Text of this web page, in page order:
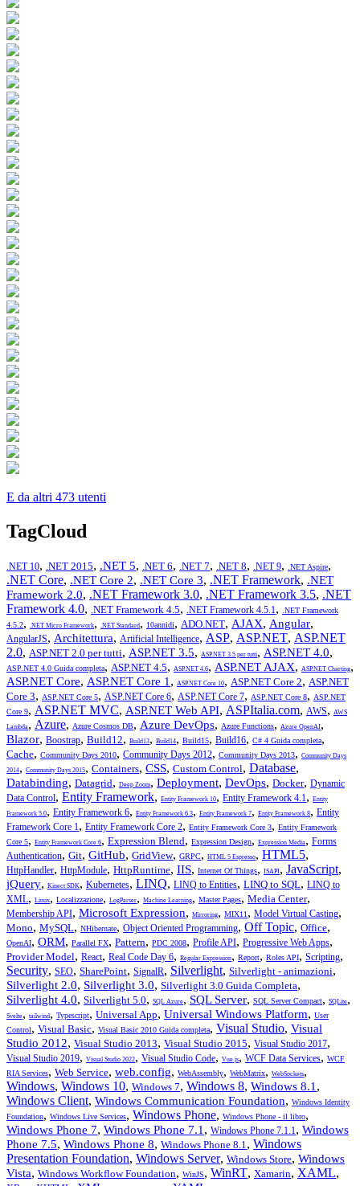
E da altri 473 utenti
TagCloud
.NET 10, .NET 2015, .NET 5, .NET 6, .NET 7, .NET 8, .NET 9, .NET Aspire,
.NET Core, .NET Core 2, .NET Core 3, .NET Framework, .NET
Framework 2.0, .NET Framework 3.0, .NET Framework 3.5, .NET
Framework 4.0, .NET Framework 4.5, .NET Framework 4.5.1 ,
.NET Framework
4.5.2, .NET Micro Framework, .NET Standard, 10annidi, ADO.NET, AJAX, Angular,
AngularJS, Architettura, Artificial Intelligence, ASP, ASP.NET, ASP.NET
2.0, ASP.NET 2.0 per tutti, ASP.NET 3.5, ASP.NET 3.5 per tutti, ASP.NET 4.0,
ASP.NET 4.0 Guida completa, ASP.NET 4.5, ASP.NET 4.6, ASP.NET AJAX, ASP.NET Charting,
ASP.NET Core, ASP.NET Core 1 , ASP.NET Core 10, ASP.NET Core 2, ASP.NET
Core 3, ASP.NET Core 5, ASP.NET Core 6, ASP.NET Core 7, ASP.NET Core 8, ASP.NET
Core 9, ASP.NET MVC, ASP.NET Web API, ASPItalia.com, AWS,
AWS
Lambda , Azure, Azure Cosmos DB, Azure DevOps, Azure Functions, Azure OpenAI,
Blazor, Boostrap, Build12, Build13, Build14, Build15, Build16, C# 4 Guida completa,
Cache, Community Days 2010, Community Days 2012, Community Days 2013, Community Days
2014, Community Days 2015, Containers, CSS, Custom Control, Database,
Databinding, Datagrid, Deep Zoom, Deployment, DevOps, Docker, Dynamic
Data Control, Entity Framework, Entity Framework 10, Entity Framework 4.1 , Entity
Framework 5.0, Entity Framework 6, Entity Framework 6.3, Entity Framework 7, Entity Framework 8, Entity
Framework Core 1 , Entity Framework Core 2, Entity Framework Core 3, Entity Framework
Core 5, Entity Framework Core 6, Expression Blend, Expression Design, Expression Media , Forms
Authentication, Git, GitHub, GridView, GRPC, HTML 5 Espresso, HTML5,
HttpHandler, HttpModule, HttpRuntime, IIS, Internet Of Things, ISAPI, JavaScript,
jQuery, Kinect SDK, Kubernetes, LINQ, LINQ to Entities, LINQ to SQL, LINQ to
XML, Linux, Localizzazione, LogParser, Machine Learning, Master Pages, Media Center,
Membership API, Microsoft Expression, Mirroring, MIX11 , Model Virtual Casting,
Mono, MySQL, NHibernate, Object Oriented Programming, Off Topic, Office,
OpenAI, ORM, Parallel FX, Pattern, PDC 2008, Profile API, Progressive Web Apps,
Provider Model, React, Real Code Day 6, Regular Expression, Report, Roles API, Scripting,
Security, SEO, SharePoint, SignalR, Silverlight, Silverlight - animazioni,
Silverlight 2.0, Silverlight 3.0, Silverlight 3.0 Guida Completa,
Silverlight 4.0, Silverlight 5.0, SQL Azure, SQL Server, SQL Server Compact, SQLite,
Svelte, tailwind, Typescript, Universal App, Universal Windows Platform, User
Control, Visual Basic, Visual Basic 2010 Guida completa, Visual Studio, Visual
Studio 2012, Visual Studio 2013, Visual Studio 2015, Visual Studio 2017,
Visual Studio 2019, Visual Studio 2022, Visual Studio Code, Vue.js, WCF Data Services, WCF
RIA Services, Web Service, web.config, WebAssembly, WebMatrix, WebSockets,
Windows, Windows 10, Windows 7, Windows 8, Windows 8.1 ,
Windows Client, Windows Communication Foundation, Windows Identity
Foundation, Windows Live Services, Windows Phone, Windows Phone - il libro,
Windows Phone 7, Windows Phone 7.1 , Windows Phone 7.1.1 , Windows
Phone 7.5, Windows Phone 8, Windows Phone 8.1 , Windows
Presentation Foundation, Windows Server, Windows Store, Windows
Vista, Windows Workflow Foundation, WinJS, WinRT, Xamarin, XAML,